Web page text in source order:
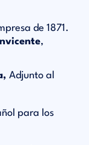
de 1871.
,
Adjunto al
para los